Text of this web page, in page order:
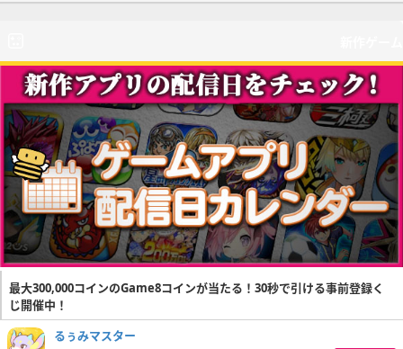
最大300,000コインのGame8コインが当たる！30秒で引ける事前登録く
じ開催中！
るぅみマスター